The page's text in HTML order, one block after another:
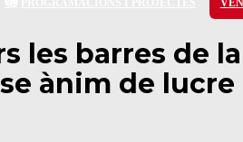
les barres de
ànim de lucre